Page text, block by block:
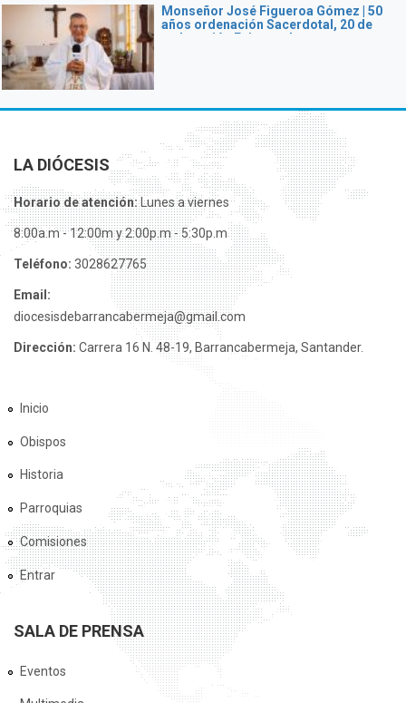
Monseñor José Figueroa Gómez | 50
años ordenación Sacerdotal, 20 de
ordenación Episcopal.
LA DIÓCESIS
Horario de atención:Lunes a viernes
8:00a.m - 12:00m y 2:00p.m - 5:30p.m
Teléfono: 3028627765
Email:
diocesisdebarrancabermeja@gmail.com
Dirección: Carrera 16 N. 48-19, Barrancabermeja, Santander.
Inicio
Obispos
Historia
Parroquias
Comisiones
Entrar
SALA DE PRENSA
Eventos